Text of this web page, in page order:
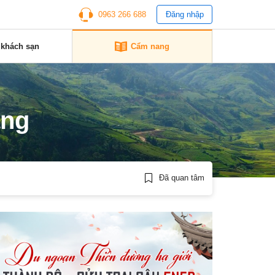
0963 266 688 Đăng nhập
sạn Cẩm nang
Đã quan tâm